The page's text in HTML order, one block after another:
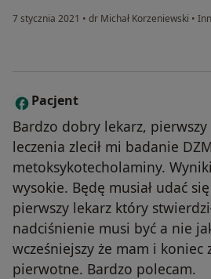
7 stycznia 2021 • dr Michał Korzeniewski •
P Pacjent
Bardzo dobry lekarz,
leczenia zlecił mi badanie
metoksykotecholaminy.
wysokie. Będę musiał udać
pierwszy lekarz który
nadciśnienie musi być a nie
wcześniejszy że mam i koniec
pierwotne. Bardzo polecam.